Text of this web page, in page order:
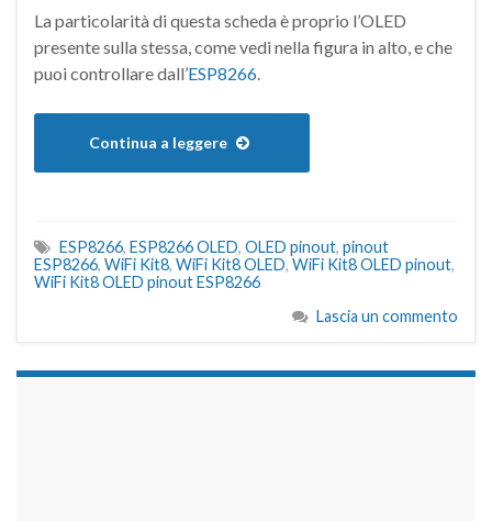
La particolarità di questa scheda è proprio l’OLED
presente sulla stessa, come vedi nella figura in alto, e che
puoi controllare dall’ESP8266.
Continua a leggere
ESP8266, ESP8266 OLED, OLED pinout, pinout
ESP8266, WiFi Kit8, WiFi Kit8 OLED, WiFi Kit8 OLED pinout,
WiFi Kit8 OLED pinout ESP8266
Lascia un commento